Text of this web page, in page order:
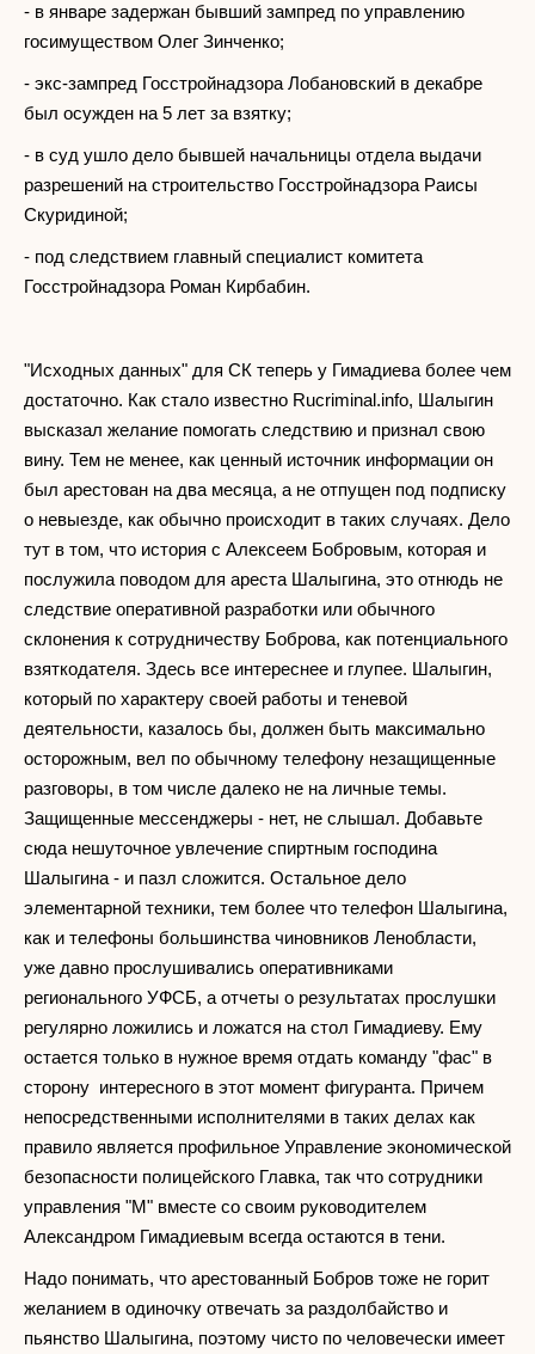
- в январе задержан бывший зампред по управлению
госимуществом Олег Зинченко;
- экс-зампред Госстройнадзора Лобановский в декабре
был осужден на 5 лет за взятку;
- в суд ушло дело бывшей начальницы отдела выдачи
разрешений на строительство Госстройнадзора Раисы
Скуридиной;
- под следствием главный специалист комитета
Госстройнадзора Роман Кирбабин.
"Исходных данных" для СК теперь у Гимадиева более чем
достаточно. Как стало известно Rucriminal.info, Шалыгин
высказал желание помогать следствию и признал свою
вину. Тем не менее, как ценный источник информации он
был арестован на два месяца, а не отпущен под подписку
о невыезде, как обычно происходит в таких случаях. Дело
тут в том, что история с Алексеем Бобровым, которая и
послужила поводом для ареста Шалыгина, это отнюдь не
следствие оперативной разработки или обычного
склонения к сотрудничеству Боброва, как потенциального
взяткодателя. Здесь все интереснее и глупее. Шалыгин,
который по характеру своей работы и теневой
деятельности, казалось бы, должен быть максимально
осторожным, вел по обычному телефону незащищенные
разговоры, в том числе далеко не на личные темы.
Защищенные мессенджеры - нет, не слышал. Добавьте
сюда нешуточное увлечение спиртным господина
Шалыгина - и пазл сложится. Остальное дело
элементарной техники, тем более что телефон Шалыгина,
как и телефоны большинства чиновников Ленобласти,
уже давно прослушивались оперативниками
регионального УФСБ, а отчеты о результатах прослушки
регулярно ложились и ложатся на стол Гимадиеву. Ему
остается только в нужное время отдать команду "фас" в
сторону интересного в этот момент фигуранта. Причем
непосредственными исполнителями в таких делах как
правило является профильное Управление экономической
безопасности полицейского Главка, так что сотрудники
управления "М" вместе со своим руководителем
Александром Гимадиевым всегда остаются в тени.
Надо понимать, что арестованный Бобров тоже не горит
желанием в одиночку отвечать за раздолбайство и
пьянство Шалыгина, поэтому чисто по человечески имеет